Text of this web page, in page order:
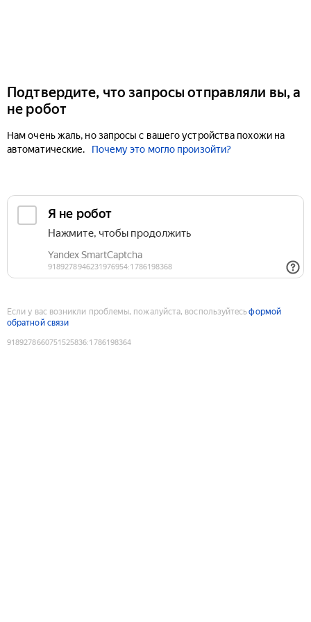
Подтвердите, что запросы отправляли вы, а
не робот
Нам очень жаль, но запросы с вашего устройства похожи на
автоматические.
Почему это могло произойти?
Если у вас возникли проблемы, пожалуйста, воспользуйтесьформой
обратной связи
9189278660751525836:1786198364